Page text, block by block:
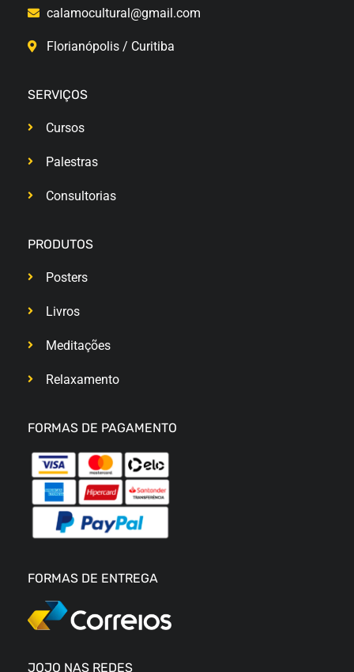
calamocultural@gmail.com
Florianópolis / Curitiba
SERVIÇOS
Cursos
Palestras
Consultorias
PRODUTOS
Posters
Livros
Meditações
Relaxamento
FORMAS DE PAGAMENTO
FORMAS DE ENTREGA
JOJO NAS REDES